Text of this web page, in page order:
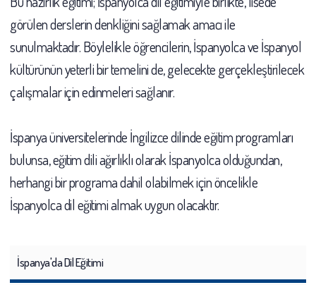
görülen derslerin denkliğini sağlamak amacı ile
sunulmaktadır. Böylelikle öğrencilerin, İspanyolca ve İspanyol
kültürünün yeterli bir temelini de, gelecekte gerçekleştirilecek
çalışmalar için edinmeleri sağlanır.
İspanya üniversitelerinde İngilizce dilinde eğitim programları
bulunsa, eğitim dili ağırlıklı olarak İspanyolca olduğundan,
herhangi bir programa dahil olabilmek için öncelikle
İspanyolca dil eğitimi almak uygun olacaktır.
İspanya'da Dil Eğitimi